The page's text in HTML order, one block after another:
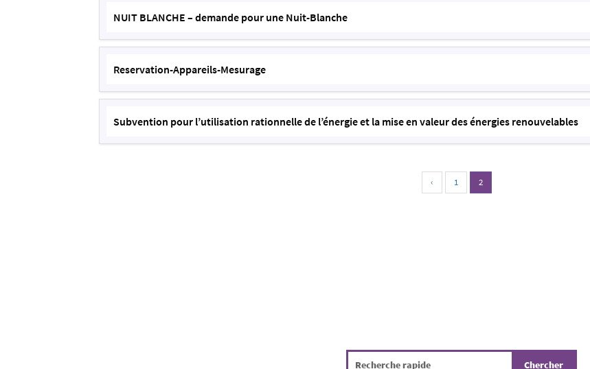
NUIT BLANCHE – demande pour une Nuit-Blanche
Reservation-Appareils-Mesurage
Subvention pour l’utilisation rationnelle de l’énergie et la mise en valeur des énergies renouvelables
‹ 1 2